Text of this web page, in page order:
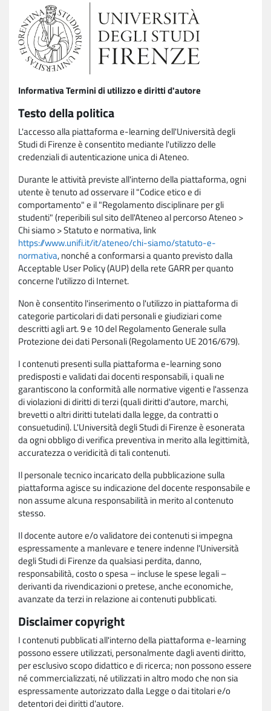
Informativa Termini di utilizzo e diritti d'autore
Testo della politica
L'accesso alla piattaforma e-learning dell'Università degli
Studi di Firenze è consentito mediante l'utilizzo delle
credenziali di autenticazione unica di Ateneo.
Durante le attività previste all'interno della piattaforma, ogni
utente è tenuto ad osservare il "Codice etico e di
comportamento" e il "Regolamento disciplinare per gli
studenti" (reperibili sul sito dell'Ateneo al percorso Ateneo >
Chi siamo > Statuto e normativa, link
https://www.unifi.it/it/ateneo/chi-siamo/statuto-e-
normativa, nonché a conformarsi a quanto previsto dalla
Acceptable User Policy (AUP) della rete GARR per quanto
concerne l'utilizzo di Internet.
Non è consentito l'inserimento o l'utilizzo in piattaforma di
categorie particolari di dati personali e giudiziari come
descritti agli art. 9 e 10 del Regolamento Generale sulla
Protezione dei dati Personali (Regolamento UE 2016/679).
I contenuti presenti sulla piattaforma e-learning sono
predisposti e validati dai docenti responsabili, i quali ne
garantiscono la conformità alle normative vigenti e l'assenza
di violazioni di diritti di terzi (quali diritti d'autore, marchi,
brevetti o altri diritti tutelati dalla legge, da contratti o
consuetudini). L'Università degli Studi di Firenze è esonerata
da ogni obbligo di verifica preventiva in merito alla legittimità,
accuratezza o veridicità di tali contenuti.
Il personale tecnico incaricato della pubblicazione sulla
piattaforma agisce su indicazione del docente responsabile e
non assume alcuna responsabilità in merito al contenuto
stesso.
Il docente autore e/o validatore dei contenuti si impegna
espressamente a manlevare e tenere indenne l'Università
degli Studi di Firenze da qualsiasi perdita, danno,
responsabilità, costo o spesa – incluse le spese legali –
derivanti da rivendicazioni o pretese, anche economiche,
avanzate da terzi in relazione ai contenuti pubblicati.
Disclaimer copyright
I contenuti pubblicati all'interno della piattaforma e-learning
possono essere utilizzati, personalmente dagli aventi diritto,
per esclusivo scopo didattico e di ricerca; non possono essere
né commercializzati, né utilizzati in altro modo che non sia
espressamente autorizzato dalla Legge o dai titolari e/o
detentori dei diritti d'autore.